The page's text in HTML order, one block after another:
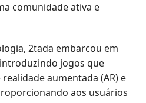
comunidade ativa e
2tada embarcou em
jogos que
aumentada (AR) e
aos usuários